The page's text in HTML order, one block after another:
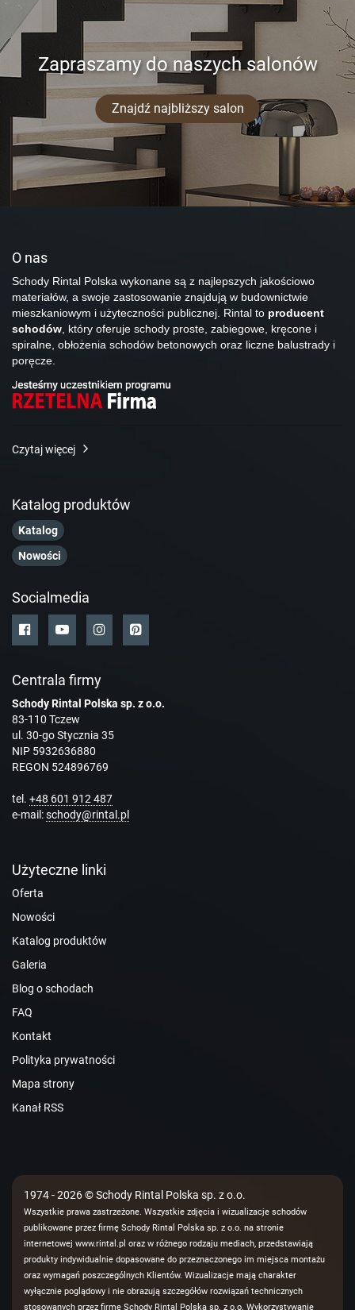
Zapraszamy do naszych salonów
Znajdź najbliższy salon
O nas
Schody Rintal Polska wykonane są z najlepszych jakościowo
materiałów, a swoje zastosowanie znajdują w budownictwie
mieszkaniowym i użyteczności publicznej. Rintal to producent
schodów, który oferuje schody proste, zabiegowe, kręcone i
spiralne, obłożenia schodów betonowych oraz liczne balustrady i
poręcze.
Czytaj więcej
Katalog produktów
Katalog
Nowości
Socialmedia
Centrala firmy
Schody Rintal Polska sp. z o.o.
83-110 Tczew
ul. 30-go Stycznia 35
NIP 5932636880
REGON 524896769
tel. +48 601 912 487
e-mail:schody@rintal.pl
Użyteczne linki
Oferta
Nowości
Katalog produktów
Galeria
Blog o schodach
FAQ
Kontakt
Polityka prywatności
Mapa strony
Kanał RSS
1974 - 2026 © Schody Rintal Polska sp. z o.o.
Wszystkie prawa zastrzeżone. Wszystkie zdjęcia i wizualizacje schodów
publikowane przez firmę Schody Rintal Polska sp. z o.o. na stronie
internetowej www.rintal.pl oraz w różnego rodzaju mediach, przedstawiają
produkty indywidualnie dopasowane do przeznaczonego im miejsca montażu
oraz wymagań poszczególnych Klientów. Wizualizacje mają charakter
wyłącznie poglądowy i nie obrazują szczegółów rozwiązań technicznych
stosowanych przez firmę Schody Rintal Polska sp. z o.o. Wykorzystywanie